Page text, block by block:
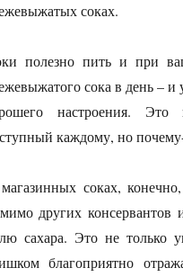
соках.
полезно пить и при
сока в день –
настроения. Это
каждому, но
соках,
других консервантов
сахара. Это не только
благоприятно